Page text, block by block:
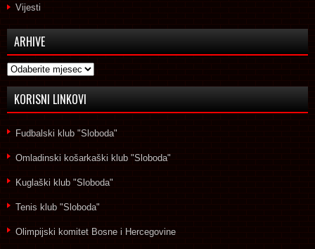
Vijesti
ARHIVE
Arhive
KORISNI LINKOVI
Fudbalski klub "Sloboda"
Omladinski košarkaški klub "Sloboda"
Kuglaški klub "Sloboda"
Tenis klub "Sloboda"
Olimpijski komitet Bosne i Hercegovine